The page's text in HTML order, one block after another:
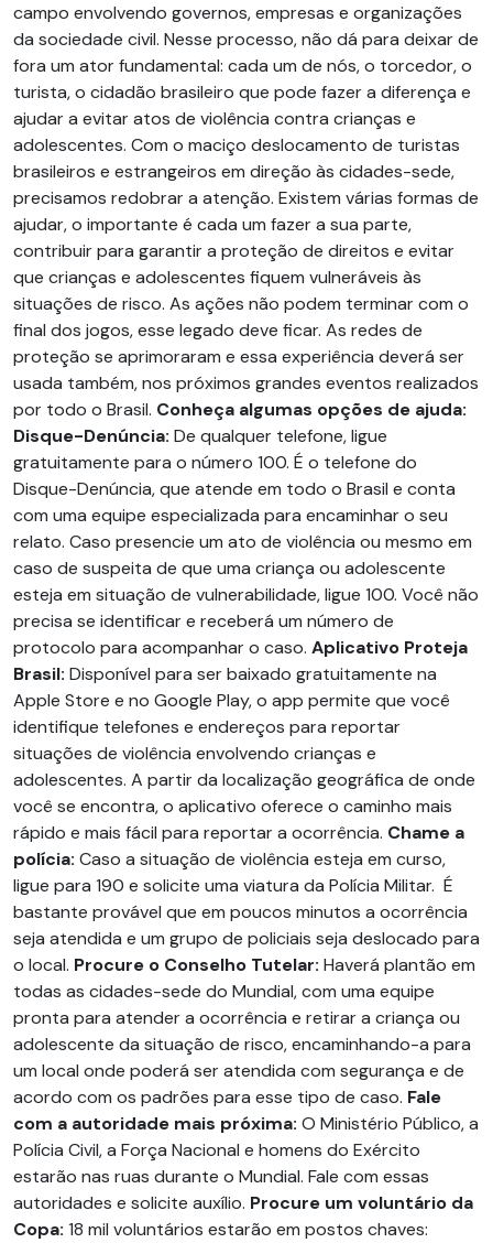
campo envolvendo governos, empresas e organizações
da sociedade civil. Nesse processo, não dá para deixar de
fora um ator fundamental: cada um de nós, o torcedor, o
turista, o cidadão brasileiro que pode fazer a diferença e
ajudar a evitar atos de violência contra crianças e
adolescentes. Com o maciço deslocamento de turistas
brasileiros e estrangeiros em direção às cidades-sede,
precisamos redobrar a atenção. Existem várias formas de
ajudar, o importante é cada um fazer a sua parte,
contribuir para garantir a proteção de direitos e evitar
que crianças e adolescentes fiquem vulneráveis às
situações de risco. As ações não podem terminar com o
final dos jogos, esse legado deve ficar. As redes de
proteção se aprimoraram e essa experiência deverá ser
usada também, nos próximos grandes eventos realizados
por todo o Brasil. Conheça algumas opções de ajuda:
Disque-Denúncia: De qualquer telefone, ligue
gratuitamente para o número 100. É o telefone do
Disque-Denúncia, que atende em todo o Brasil e conta
com uma equipe especializada para encaminhar o seu
relato. Caso presencie um ato de violência ou mesmo em
caso de suspeita de que uma criança ou adolescente
esteja em situação de vulnerabilidade, ligue 100. Você não
precisa se identificar e receberá um número de
protocolo para acompanhar o caso. Aplicativo Proteja
Brasil: Disponível para ser baixado gratuitamente na
Apple Store e no Google Play, o app permite que você
identifique telefones e endereços para reportar
situações de violência envolvendo crianças e
adolescentes. A partir da localização geográfica de onde
você se encontra, o aplicativo oferece o caminho mais
rápido e mais fácil para reportar a ocorrência. Chame a
polícia: Caso a situação de violência esteja em curso,
ligue para 190 e solicite uma viatura da Polícia Militar. É
bastante provável que em poucos minutos a ocorrência
seja atendida e um grupo de policiais seja deslocado para
o local. Procure o Conselho Tutelar: Haverá plantão em
todas as cidades-sede do Mundial, com uma equipe
pronta para atender a ocorrência e retirar a criança ou
adolescente da situação de risco, encaminhando-a para
um local onde poderá ser atendida com segurança e de
acordo com os padrões para esse tipo de caso. Fale
com a autoridade mais próxima: O Ministério Público, a
Polícia Civil, a Força Nacional e homens do Exército
estarão nas ruas durante o Mundial. Fale com essas
autoridades e solicite auxílio. Procure um voluntário da
Copa: 18 mil voluntários estarão em postos chaves: